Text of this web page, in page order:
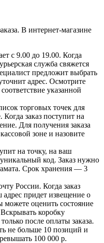
В интернет-магазине
с 9.00 до 19.00. Когда
служба свяжется
предложит выбрать
адрес. Осмотрите
указанной
торговых точек для
заказ поступит на
Для получения заказа
зоне и назовите
на точку, на ваш
код. Заказ нужно
Срок хранения — 3
России. Когда заказ
адрес придет извещение о
оценить состояние
коробку
после оплаты заказа.
не больше 10 позиций и
100 000 р.